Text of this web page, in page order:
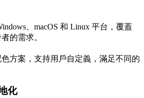
、macOS 和 Linux 平台，覆蓋
的需求。
方案，支持用戶自定義，滿足不同的
化